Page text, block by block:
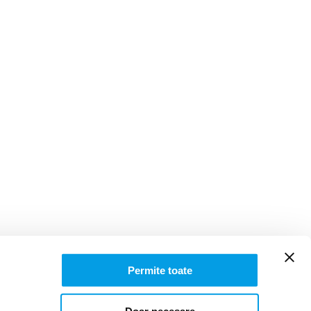
Permite toate
| Reg. com.: J23/816/2007 | Obiect principal de activitate:
online autorizat la sediu socialhttps://www.svelt.ro/| Certificat de